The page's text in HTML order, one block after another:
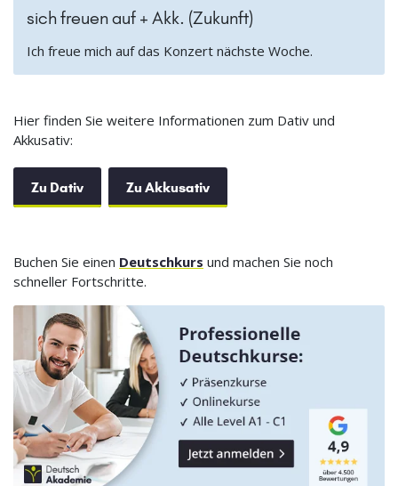
sich freuen auf + Akk. (Zukunft)
Ich freue mich auf das Konzert nächste Woche.
Hier finden Sie weitere Informationen zum Dativ und
Akkusativ:
Zu Dativ Zu Akkusativ
Buchen Sie einen Deutschkurs und machen Sie noch
schneller Fortschritte.